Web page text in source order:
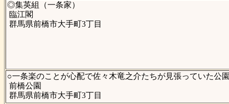
◎集英組（一条家）
臨江閣
群馬県前橋市大手町3丁目
○一条楽のことが心配で佐々木竜之介たちが見張っていた公園
前橋公園
群馬県前橋市大手町3丁目